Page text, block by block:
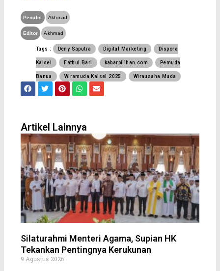
Penulis Akhmad
Editor Akhmad
Tags : Deny Saputra Digital Marketing Dispora
Kalsel Fathul Bari kabarpilihan.com Pemuda
Banua Wiramuda Kalsel 2025 Wirausaha Muda
F
a
o
o
k
T
w
e
r
P
i
r
e
t
W
h
a
p
p
E
n
e
Artikel Lainnya
Silaturahmi Menteri Agama, Supian HK
Tekankan Pentingnya Kerukunan
9 Agustus 2026